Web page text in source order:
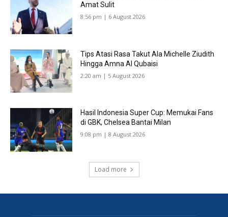
Amat Sulit
8:56 pm | 6 August 2026
Tips Atasi Rasa Takut Ala Michelle Ziudith
Hingga Amna Al Qubaisi
2:20 am | 5 August 2026
Hasil Indonesia Super Cup: Memukai Fans
di GBK, Chelsea Bantai Milan
9:08 pm | 8 August 2026
Load more